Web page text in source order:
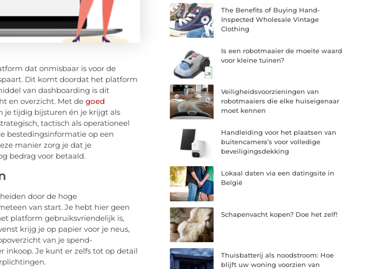
dat onmisbaar is voor de
Dit komt doordat het platform
van dashboarding is dit
en overzicht. Met de goed
je tijdig bijsturen én je krijgt als
tactisch als operationeel
bestedingsinformatie op een
manier zorg je dat je
bedrag voor betaald.
door de hoge
van start. Je hebt hier geen
platform gebruiksvriendelijk is,
krijg je op papier voor je neus,
van je spend-
inkoop. Je kunt er zelfs tot op detail
The Benefits of Buying Hand-
Inspected Wholesale Vintage
Clothing
Is een robotmaaier de moeite waard
voor kleine tuinen?
Veiligheidsvoorzieningen van
robotmaaiers die elke huiseigenaar
moet kennen
Handleiding voor het plaatsen van
buitencamera’s voor volledige
beveiligingsdekking
Lokaal daten via een datingsite in
België
Schapenvacht kopen? Doe het zelf!
Thuisbatterij als noodstroom: Hoe
blijft uw woning voorzien van